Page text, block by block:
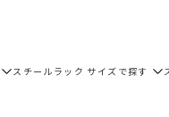
スチールラック サイズで探す